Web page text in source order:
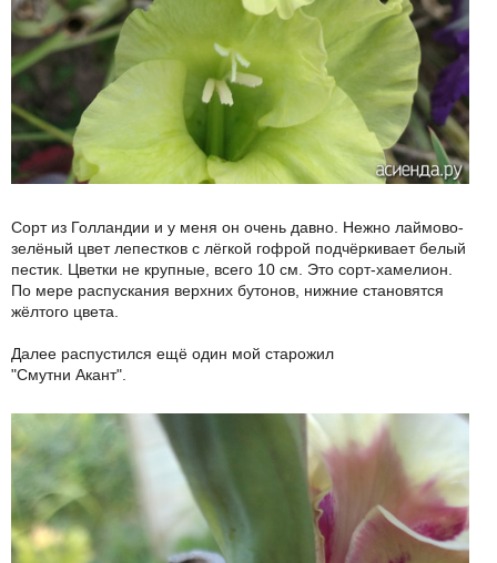
Сорт из Голландии и у меня он очень давно. Нежно лаймово-
зелёный цвет лепестков с лёгкой гофрой подчёркивает белый
пестик. Цветки не крупные, всего 10 см. Это сорт-хамелион.
По мере распускания верхних бутонов, нижние становятся
жёлтого цвета.
Далее распустился ещё один мой старожил
"Смутни Акант".